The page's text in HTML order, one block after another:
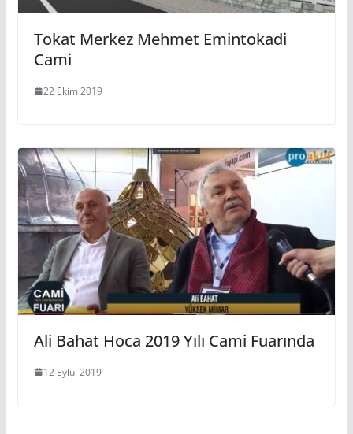
Tokat Merkez Mehmet Emintokadi
Cami
22 Ekim 2019
Ali Bahat Hoca 2019 Yılı Cami Fuarında
12 Eylül 2019